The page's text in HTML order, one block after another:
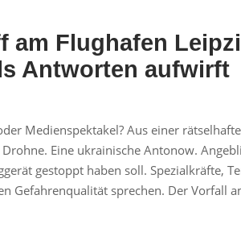
am Flughafen
Antworten aufwirft
Medienspektakel? Aus einer
Eine ukrainische Antonow.
gestoppt haben soll. Spezialkräfte,
Gefahrenqualität sprechen. Der Vorfall